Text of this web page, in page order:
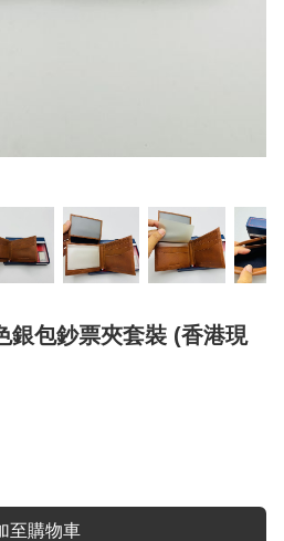
包鈔票夾套裝 (香港現
至購物車